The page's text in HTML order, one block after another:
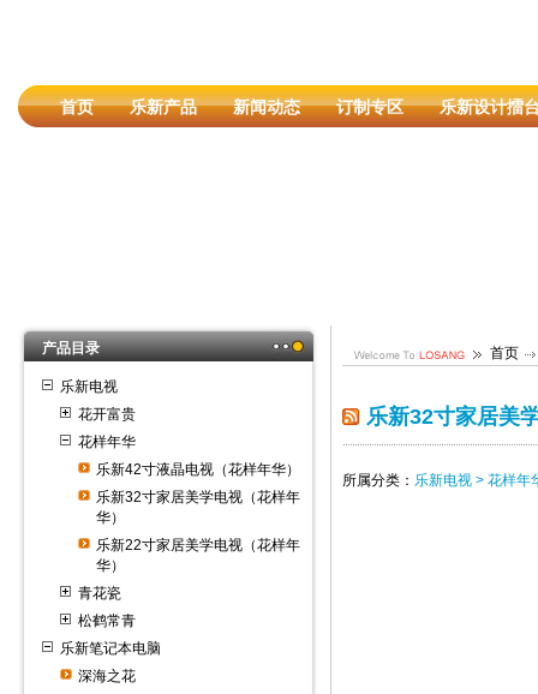
首页 乐新产品 新闻动态 订制专区 乐新设计擂
产品目录
乐新电视
花开富贵
花样年华
乐新42寸液晶电视（花样年华）
乐新32寸家居美学电视（花样年
华）
乐新22寸家居美学电视（花样年
华）
青花瓷
松鹤常青
乐新笔记本电脑
深海之花
首页
乐新32寸家居美
所属分类： 乐新电视 > 花样年